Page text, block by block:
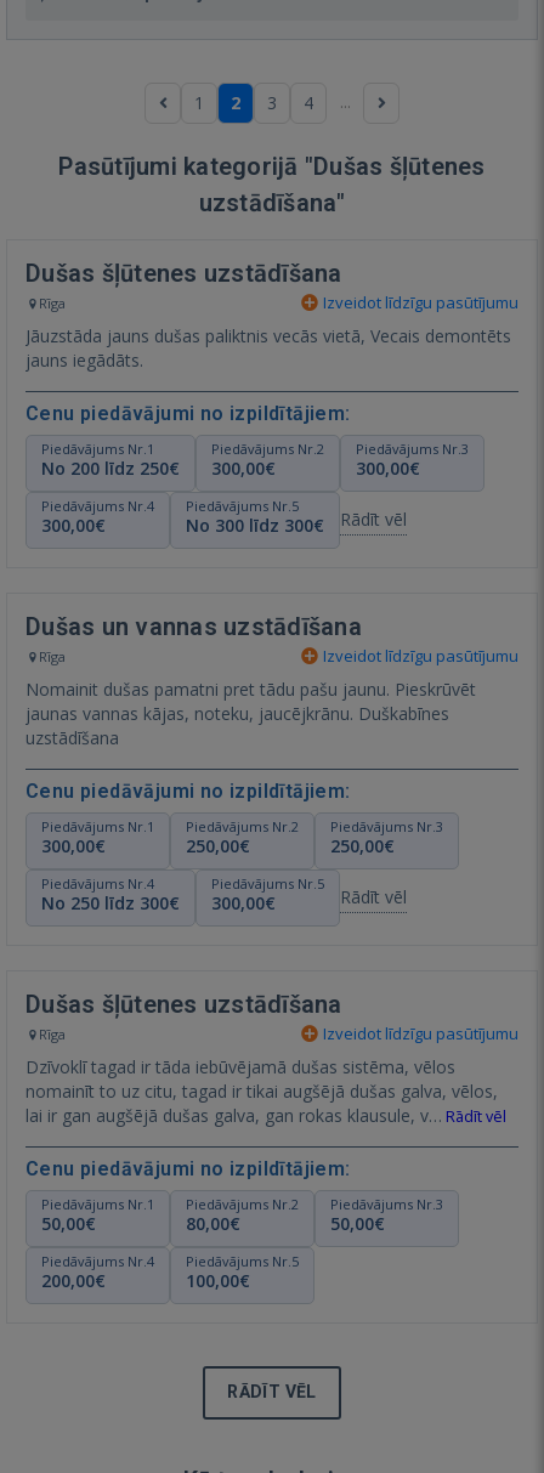
1 2 3 4 ...
Pasūtījumi kategorijā "Dušas šļūtenes
uzstādīšana"
Dušas šļūtenes uzstādīšana
Rīga Izveidot līdzīgu pasūtījumu
Jāuzstāda jauns dušas paliktnis vecās vietā, Vecais demontēts
jauns iegādāts.
Cenu piedāvājumi no izpildītājiem:
Piedāvājums Nr.1
No 200 līdz 250€
Piedāvājums Nr.2
300,00€
Piedāvājums Nr.3
300,00€
Piedāvājums Nr.4
300,00€
Piedāvājums Nr.5
No 300 līdz 300€ Rādīt vēl
Dušas un vannas uzstādīšana
Rīga Izveidot līdzīgu pasūtījumu
Nomainit dušas pamatni pret tādu pašu jaunu. Pieskrūvēt
jaunas vannas kājas, noteku, jaucējkrānu. Duškabīnes
uzstādīšana
Cenu piedāvājumi no izpildītājiem:
Piedāvājums Nr.1
300,00€
Piedāvājums Nr.2
250,00€
Piedāvājums Nr.3
250,00€
Piedāvājums Nr.4
No 250 līdz 300€
Piedāvājums Nr.5
300,00€ Rādīt vēl
Dušas šļūtenes uzstādīšana
Rīga Izveidot līdzīgu pasūtījumu
Dzīvoklī tagad ir tāda iebūvējamā dušas sistēma, vēlos
nomainīt to uz citu, tagad ir tikai augšējā dušas galva, vēlos,
lai ir gan augšējā dušas galva, gan rokas klausule, v… Rādīt vēl
Cenu piedāvājumi no izpildītājiem:
Piedāvājums Nr.1
50,00€
Piedāvājums Nr.2
80,00€
Piedāvājums Nr.3
50,00€
Piedāvājums Nr.4
200,00€
Piedāvājums Nr.5
100,00€
RĀDĪT VĒL